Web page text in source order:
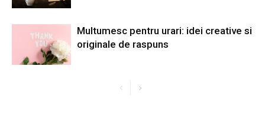
Multumesc pentru urari: idei creative si
originale de raspuns